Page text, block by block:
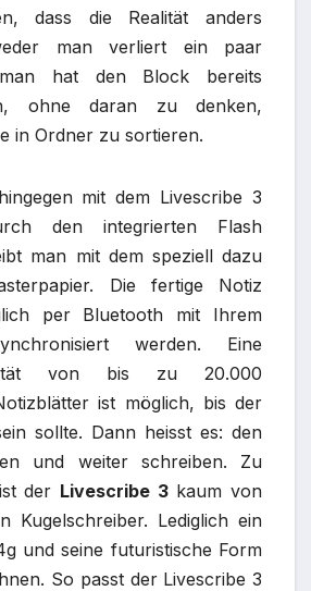
dass die Realität anders
man verliert ein paar
hat den Block bereits
ohne daran zu denken,
in Ordner zu sortieren.
mit dem Livescribe 3
den integrierten Flash
man mit dem speziell dazu
Die fertige Notiz
per Bluetooth mit Ihrem
werden. Eine
von bis zu 20.000
ist möglich, bis der
sollte. Dann heisst es: den
und weiter schreiben. Zu
der Livescribe 3kaum von
Kugelschreiber. Lediglich ein
und seine futuristische Form
So passt der Livescribe 3